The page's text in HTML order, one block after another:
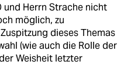
und Herrn Strache nicht
möglich, zu
dieses Themas
(wie auch die Rolle der
Weisheit letzter